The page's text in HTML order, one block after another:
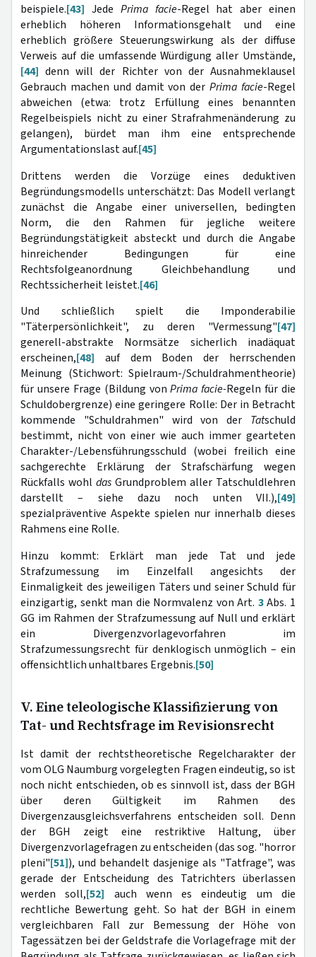
beispiele.[43] Jede Prima facie-Regel hat aber einen
erheblich höheren Informationsgehalt und eine
erheblich größere Steuerungswirkung als der diffuse
Verweis auf die umfassende Würdigung aller Umstände,
[44] denn will der Richter von der Ausnahmeklausel
Gebrauch machen und damit von derPrima facie-Regel
abweichen (etwa: trotz Erfüllung eines benannten
Regelbeispiels nicht zu einer Strafrahmenänderung zu
gelangen), bürdet man ihm eine entsprechende
Argumentationslast auf.[45]
Drittens werden die Vorzüge eines deduktiven
Begründungsmodells unterschätzt: Das Modell verlangt
zunächst die Angabe einer universellen, bedingten
Norm, die den Rahmen für jegliche weitere
Begründungstätigkeit absteckt und durch die Angabe
hinreichender Bedingungen für eine
Rechtsfolgeanordnung Gleichbehandlung und
Rechtssicherheit leistet.[46]
Und schließlich spielt die Imponderabilie
"Täterpersönlichkeit", zu deren "Vermessung"[47]
generell-abstrakte Normsätze sicherlich inadäquat
erscheinen,[48] auf dem Boden der herrschenden
Meinung (Stichwort: Spielraum-/Schuldrahmentheorie)
für unsere Frage (Bildung vonPrima facie-Regeln für die
Schuldobergrenze) eine geringere Rolle: Der in Betracht
kommende "Schuldrahmen" wird von der Tatschuld
bestimmt, nicht von einer wie auch immer gearteten
Charakter-/Lebensführungsschuld (wobei freilich eine
sachgerechte Erklärung der Strafschärfung wegen
Rückfalls wohl das Grundproblem aller Tatschuldlehren
darstellt – siehe dazu noch unten VII.),[49]
spezialpräventive Aspekte spielen nur innerhalb dieses
Rahmens eine Rolle.
Hinzu kommt: Erklärt man jede Tat und jede
Strafzumessung im Einzelfall angesichts der
Einmaligkeit des jeweiligen Täters und seiner Schuld für
einzigartig, senkt man die Normvalenz von Art. 3Abs. 1
GG im Rahmen der Strafzumessung auf Null und erklärt
ein Divergenzvorlagevorfahren im
Strafzumessungsrecht für denklogisch unmöglich – ein
offensichtlich unhaltbares Ergebnis.[50]
V. Eine teleologische Klassifizierung von
Tat- und Rechtsfrage im Revisionsrecht
Ist damit der rechtstheoretische Regelcharakter der
vom OLG Naumburg vorgelegten Fragen eindeutig, so ist
noch nicht entschieden, ob es sinnvoll ist, dass der BGH
über deren Gültigkeit im Rahmen des
Divergenzausgleichsverfahrens entscheiden soll. Denn
der BGH zeigt eine restriktive Haltung, über
Divergenzvorlagefragen zu entscheiden (das sog. "horror
pleni"[51]), und behandelt dasjenige als "Tatfrage", was
gerade der Entscheidung des Tatrichters überlassen
werden soll,[52] auch wenn es eindeutig um die
rechtliche Bewertung geht. So hat der BGH in einem
vergleichbaren Fall zur Bemessung der Höhe von
Tagessätzen bei der Geldstrafe die Vorlagefrage mit der